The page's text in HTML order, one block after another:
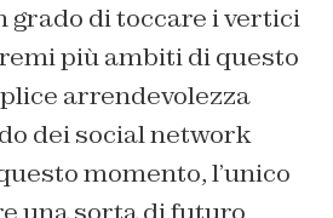
grado di toccare i vertici
più ambiti di questo
arrendevolezza
dei social network
momento, l’unico